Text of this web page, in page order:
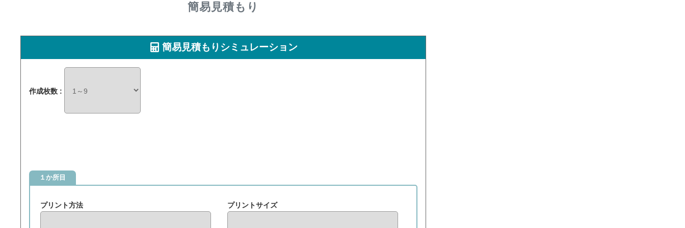
簡易見積もり
簡易見積もりシミュレーション
作成枚数 :
１か所目
プリント方法 プリントサイズ